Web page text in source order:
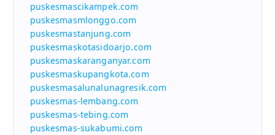
puskesmascikampek.com
puskesmasmlonggo.com
puskesmastanjung.com
puskesmaskotasidoarjo.com
puskesmaskaranganyar.com
puskesmaskupangkota.com
puskesmasalunalunagresik.com
puskesmas-lembang.com
puskesmas-tebing.com
puskesmas-sukabumi.com